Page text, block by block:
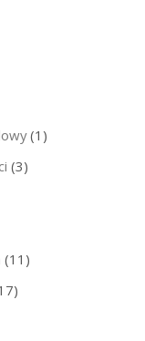
(1)
(3)
(11)